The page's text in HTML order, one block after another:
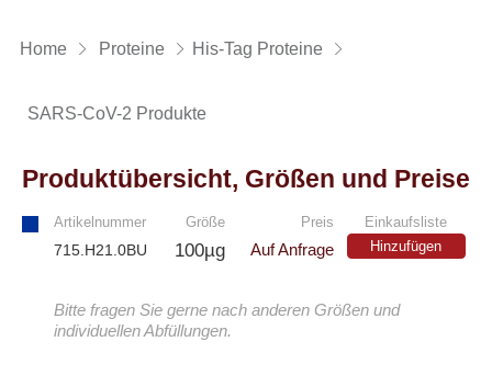
Home Proteine His-Tag Proteine
SARS-CoV-2 Produkte
Produktübersicht, Größen und Preise
Artikelnummer Größe Preis Einkaufsliste
715.H21.0BU 100µg Auf Anfrage Hinzufügen
Bitte fragen Sie gerne nach anderen Größen und
individuellen Abfüllungen.